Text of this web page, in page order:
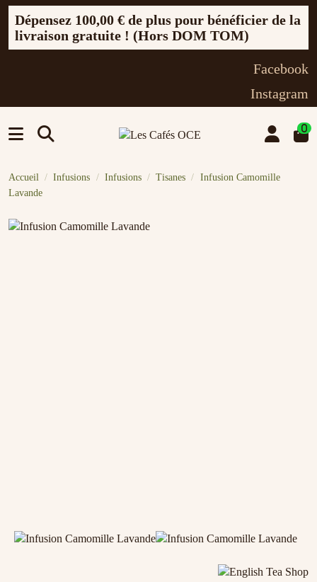
Dépensez 100,00 € de plus pour bénéficier de la
livraison gratuite ! (Hors DOM TOM)
Facebook
Instagram
0
Accueil Infusions Infusions Tisanes
Infusion Camomille
Lavande